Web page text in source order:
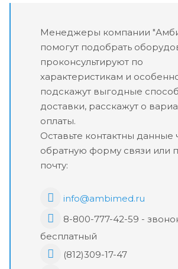
Менеджеры компании
помогут подобрать
проконсультируют по
характеристикам и
подскажут выгодные
доставки, расскажут о
оплаты.
Оставьте контактны данные
обратную форму связи или
почту:
info@ambimed.ru
8-800-777-42-59 -
бесплатный
(812)309-17-47